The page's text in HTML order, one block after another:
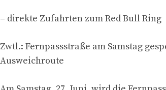
– direkte Zufahrten zum Red Bull Ring
Zwtl.: Fernpassstraße am Samstag
Ausweichroute